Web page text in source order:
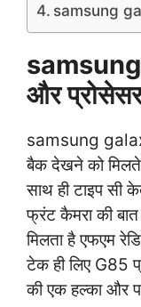
samsung
और
samsung
बैक देखने को मिलते
साथ ही टाइप सी
फ्रंट कैमरा की
मिलता है एफएम
टेक ही लिए G85
की एक हल्का और